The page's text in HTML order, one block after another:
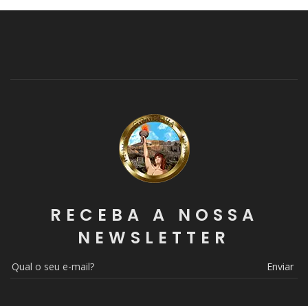
RECEBA A NOSSA
NEWSLETTER
Enviar